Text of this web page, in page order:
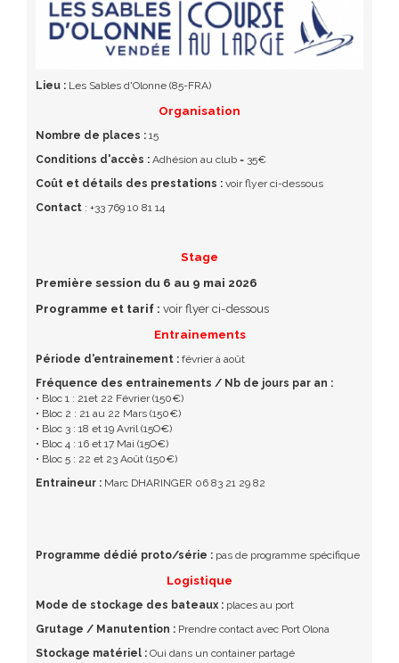
Lieu : Les Sables d'Olonne (85-FRA)
Organisation
Nombre de places : 15
Conditions d'accès : Adhésion au club = 35€
Coût et détails des prestations : voir flyer ci-dessous
Contact : +33 769 10 81 14
Stage
Première session du 6 au 9 mai 2026
Programme et tarif : voir flyer ci-dessous
Entrainements
Période d'entrainement : février à août
Fréquence des entrainements / Nb de jours par an :
• Bloc 1 : 21et 22 Février (150€)
• Bloc 2 : 21 au 22 Mars (150€)
• Bloc 3 : 18 et 19 Avril (15O€)
• Bloc 4 : 16 et 17 Mai (15O€)
• Bloc 5 : 22 et 23 Août (150€)
Entraineur : Marc DHARINGER 06 83 21 29 82
Programme dédié proto/série : pas de programme spécifique
Logistique
Mode de stockage des bateaux : places au port
Grutage / Manutention : Prendre contact avec Port Olona
Stockage matériel : Oui dans un container partagé